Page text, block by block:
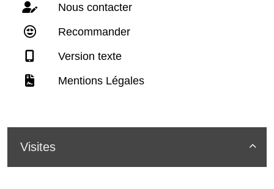
Nous contacter
Recommander
Version texte
Mentions Légales

Visites